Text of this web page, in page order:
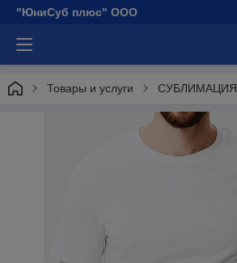
"ЮниСуб плюс" ООО
Товары и услуги СУБЛИМАЦИЯ